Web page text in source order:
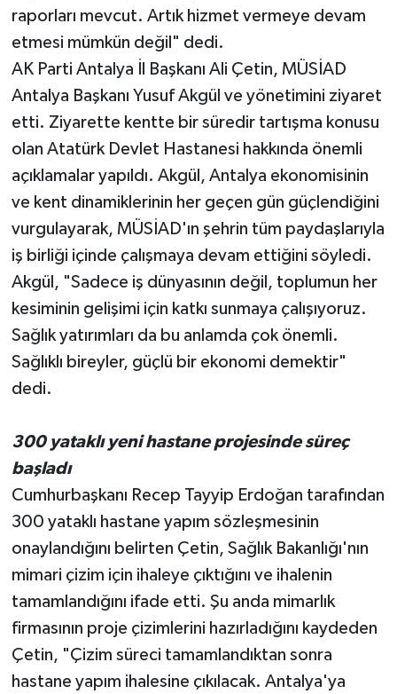
raporları mevcut. Artık hizmet vermeye devam
etmesi mümkün değil" dedi.
AK Parti Antalya İl Başkanı Ali Çetin, MÜSİAD
Antalya Başkanı Yusuf Akgül ve yönetimini ziyaret
etti. Ziyarette kentte bir süredir tartışma konusu
olan Atatürk Devlet Hastanesi hakkında önemli
açıklamalar yapıldı. Akgül, Antalya ekonomisinin
ve kent dinamiklerinin her geçen gün güçlendiğini
vurgulayarak, MÜSİAD'ın şehrin tüm paydaşlarıyla
iş birliği içinde çalışmaya devam ettiğini söyledi.
Akgül, "Sadece iş dünyasının değil, toplumun her
kesiminin gelişimi için katkı sunmaya çalışıyoruz.
Sağlık yatırımları da bu anlamda çok önemli.
Sağlıklı bireyler, güçlü bir ekonomi demektir"
dedi.
300 yataklı yeni hastane projesinde süreç
başladı
Cumhurbaşkanı Recep Tayyip Erdoğan tarafından
300 yataklı hastane yapım sözleşmesinin
onaylandığını belirten Çetin, Sağlık Bakanlığı'nın
mimari çizim için ihaleye çıktığını ve ihalenin
tamamlandığını ifade etti. Şu anda mimarlık
firmasının proje çizimlerini hazırladığını kaydeden
Çetin, "Çizim süreci tamamlandıktan sonra
hastane yapım ihalesine çıkılacak. Antalya'ya
Turizm